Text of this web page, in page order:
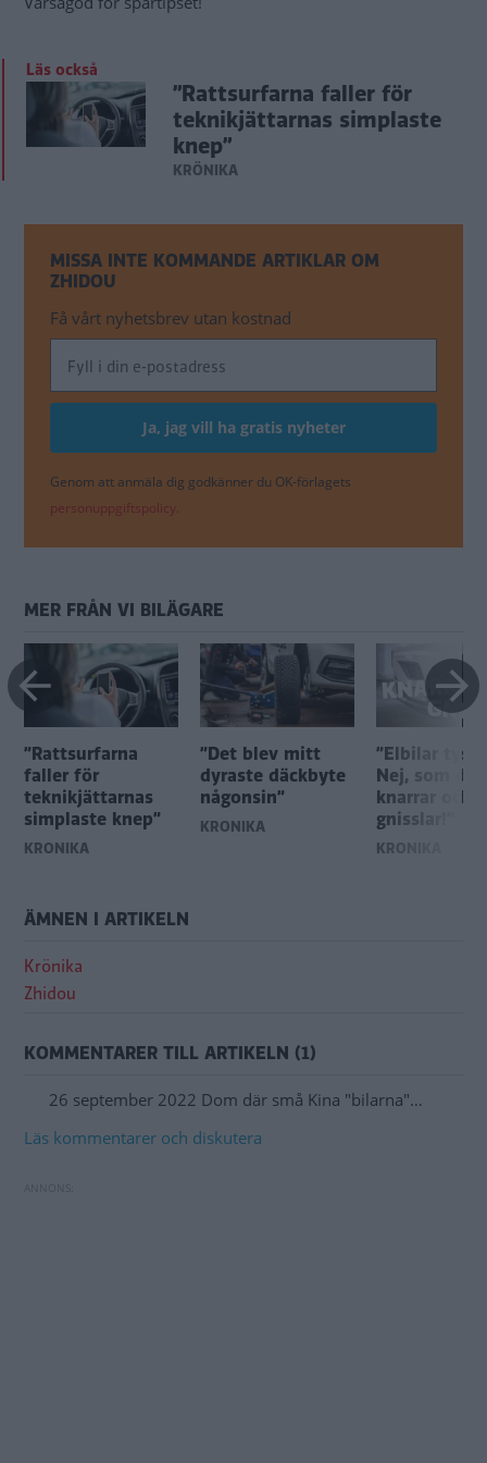
Läs också
”Rattsurfarna faller för
teknikjättarnas simplaste
knep”
KRÖNIKA
MISSA INTE KOMMANDE ARTIKLAR OM
ZHIDOU
Få vårt nyhetsbrev utan kostnad
Genom att anmäla dig godkänner du OK-förlagets
personuppgiftspolicy.
MER FRÅN VI BILÄGARE
”Rattsurfarna
faller för
teknikjättarnas
simplaste knep”
KRÖNIKA
”Det blev mitt
dyraste däckbyte
någonsin”
KRÖNIKA
”Elbilar
Nej, som det
knarrar och
gnisslar!”
KRÖNIKA
ÄMNEN I ARTIKELN
Krönika
Zhidou
KOMMENTARER TILL ARTIKELN (1)
26 september 2022 Dom där små Kina "bilarna"…
Läs kommentarer och diskutera